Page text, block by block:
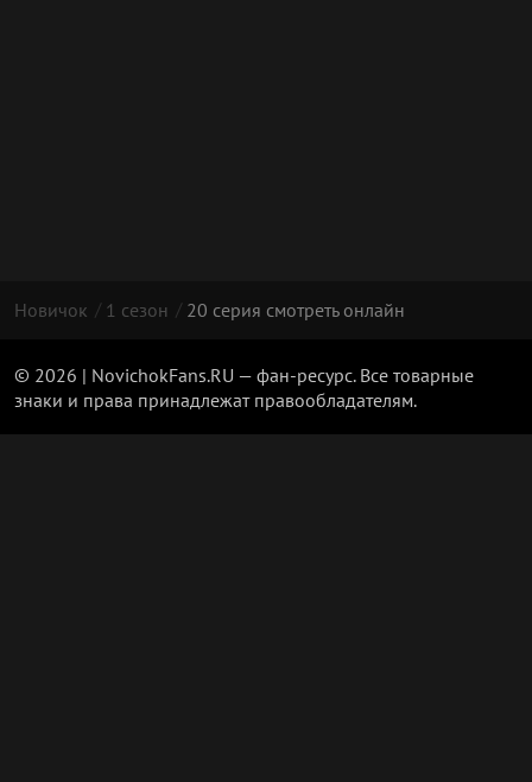
Новичок 1 сезон 20 серия смотреть онлайн
© 2026 | NovichokFans.RU — фан-ресурс. Все товарные
знаки и права принадлежат правообладателям.